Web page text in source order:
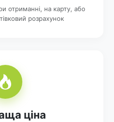
отриманні, на карту, або
розрахунок
ціна